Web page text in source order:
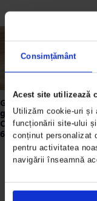
Consimțământ
Acest site utilizează
Utilizăm cookie-uri și
funcționării site-ului
conținut personalizat
pentru activitatea
navigării înseamnă
Gresie portelanata
gri, 60×30, rectificata,
Colectie LEGNO
6460-0287